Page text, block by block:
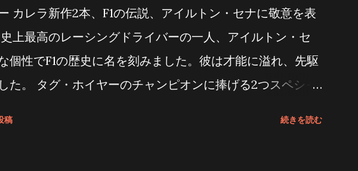
時計製造における手巻きムーブメントのベンチマークであ
された構造の代名詞として、広く高い評価を得ています。
メントに加え、スレンダーでエレガントなゴールドケー
ルのRefractoryの特徴となっています。 オメガ
、21世紀の現代的なRefractoryとして発表しました。タペ
カレラ新作2本、F1の伝説、アイルトン・セナに敬意を表
上最高のレーシングドライバーの一人、アイルトン・セ
個性でF1の歴史に名を刻みました。彼は才能に溢れ、先駆
た。 タグ・ホイヤーのチャンピオンに捧げる2つスペシャ
はトゥールビヨンを搭載しています。 タグ・ホイヤー カ
稿 続きを読む